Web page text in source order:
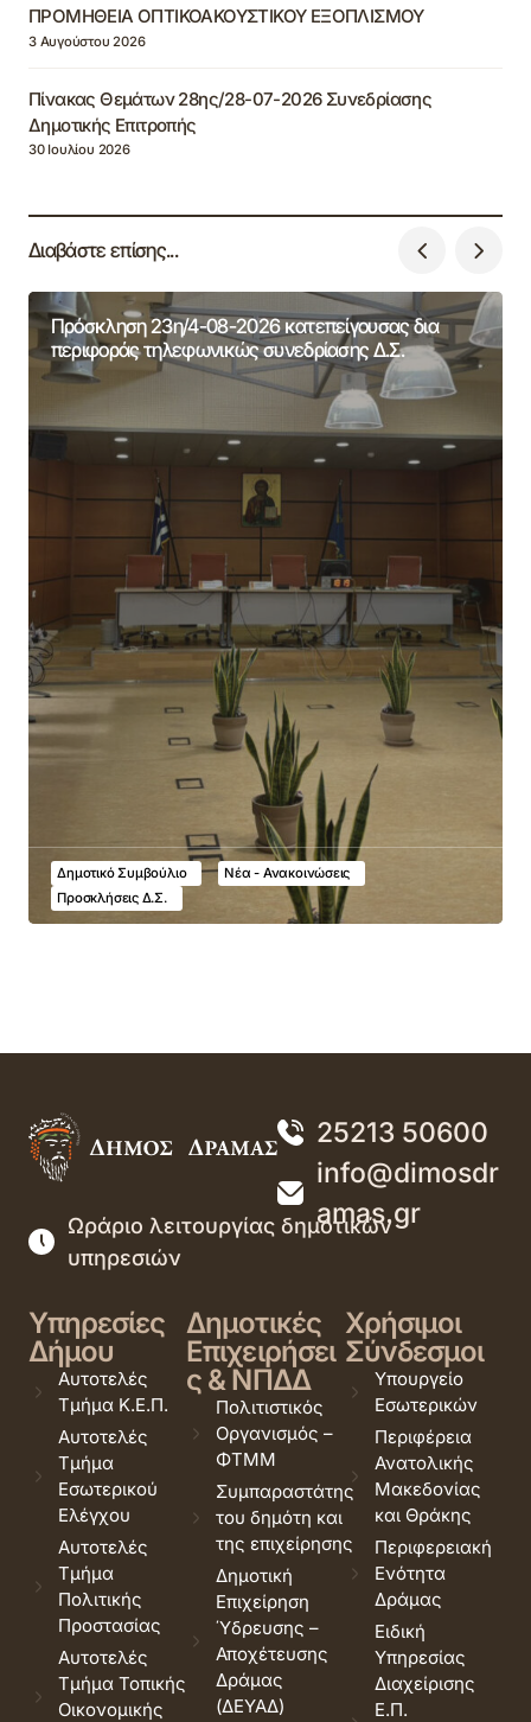
ΠΡΟΜΗΘΕΙΑ ΟΠΤΙΚΟΑΚΟΥΣΤΙΚΟΥ ΕΞΟΠΛΙΣΜΟΥ
3 Αυγούστου 2026
Πίνακας Θεμάτων 28ης/28-07-2026 Συνεδρίασης
Δημοτικής Επιτροπής
30 Ιουλίου 2026
Διαβάστε επίσης...
Πρόσκληση 23η/4-08-2026 κατεπείγουσας δια
περιφοράς τηλεφωνικώς συνεδρίασης Δ.Σ.
Δημοτικό Συμβούλιο
Νέα - Ανακοινώσεις
Προσκλήσεις Δ.Σ.
25213 50600
info@dimosdr
amas.gr
Ωράριο λειτουργίας δημοτικών
υπηρεσιών
Υπηρεσίες
Δήμου
Αυτοτελές
Τμήμα Κ.Ε.Π.
Αυτοτελές
Τμήμα
Εσωτερικού
Ελέγχου
Αυτοτελές
Τμήμα
Πολιτικής
Προστασίας
Αυτοτελές
Τμήμα Τοπικής
Οικονομικής
Δημοτικές
Επιχειρήσει
ς & ΝΠΔΔ
Πολιτιστικός
Οργανισμός –
ΦΤΜΜ
Συμπαραστάτης
του δημότη και
της επιχείρησης
Δημοτική
Επιχείρηση
Ύδρευσης –
Αποχέτευσης
Δράμας
(ΔΕΥΑΔ)
Χρήσιμοι
Σύνδεσμοι
Υπουργείο
Εσωτερικών
Περιφέρεια
Ανατολικής
Μακεδονίας
και Θράκης
Περιφερειακή
Ενότητα
Δράμας
Ειδική
Υπηρεσίας
Διαχείρισης
Ε.Π.